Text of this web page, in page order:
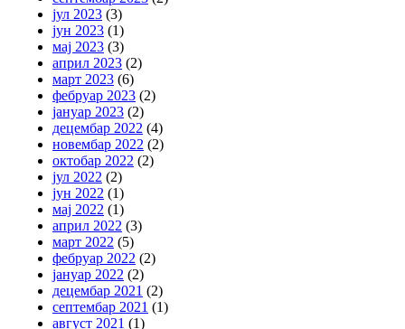
јул 2023 (3)
јун 2023 (1)
мај 2023 (3)
април 2023 (2)
март 2023 (6)
фебруар 2023 (2)
јануар 2023 (2)
децембар 2022 (4)
новембар 2022 (2)
октобар 2022 (2)
јул 2022 (2)
јун 2022 (1)
мај 2022 (1)
април 2022 (3)
март 2022 (5)
фебруар 2022 (2)
јануар 2022 (2)
децембар 2021 (2)
септембар 2021 (1)
август 2021 (1)